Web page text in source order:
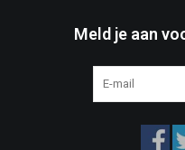
Meld je aan